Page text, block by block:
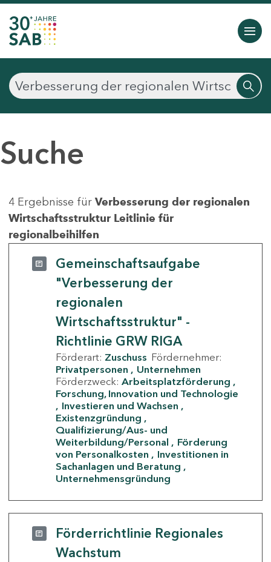
Suche
4 Ergebnisse für Verbesserung der regionalen
Wirtschaftsstruktur Leitlinie für
regionalbeihilfen
Gemeinschaftsaufgabe
"Verbesserung der
regionalen
Wirtschaftsstruktur" -
Richtlinie GRW RIGA
Förderart: Zuschuss Fördernehmer:
Privatpersonen
Unternehmen
Förderzweck: Arbeitsplatzförderung
Forschung, Innovation und Technologie
Investieren und Wachsen
Existenzgründung
Qualifizierung/Aus- und
Weiterbildung/Personal
Förderung
von Personalkosten
Investitionen in
Sachanlagen und Beratung
Unternehmensgründung
Förderrichtlinie Regionales
Wachstum